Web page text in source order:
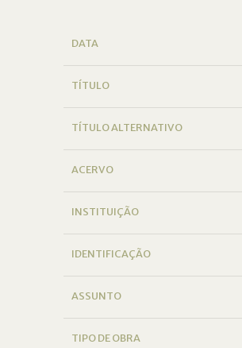
DATA
TÍTULO
TÍTULO ALTERNATIVO
ACERVO
INSTITUIÇÃO
IDENTIFICAÇÃO
ASSUNTO
TIPO DE OBRA